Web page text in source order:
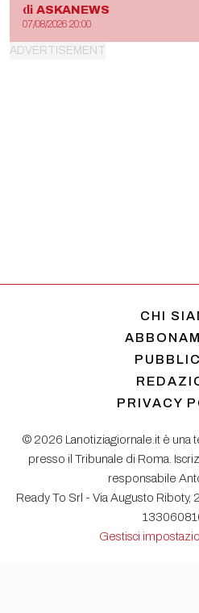
di ASKANEWS
07/08/2026 20:00
CHI
PRIVACY
© 2026 Lanotiziagiornale.it è una
presso il Tribunale di Roma.
responsabile
Ready To Srl - Via Augusto Riboty,
Gestisci